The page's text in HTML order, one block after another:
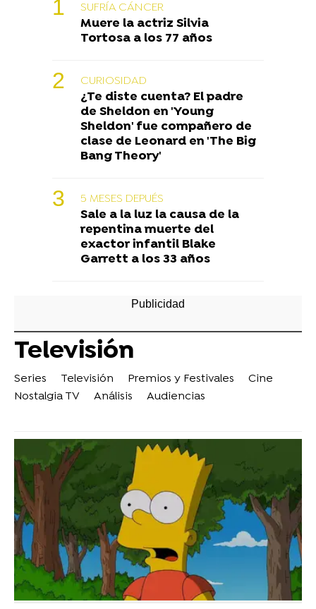
SUFRÍA CÁNCER
Muere la actriz Silvia
Tortosa a los 77 años
CURIOSIDAD
¿Te diste cuenta? El padre
de Sheldon en 'Young
Sheldon' fue compañero de
clase de Leonard en 'The Big
Bang Theory'
5 MESES DEPUÉS
Sale a la luz la causa de la
repentina muerte del
exactor infantil Blake
Garrett a los 33 años
Televisión
Series Televisión Premios y Festivales
Cine
Nostalgia TV
Análisis Audiencias